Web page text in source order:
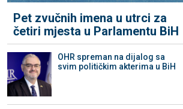
Pet zvučnih imena u utrci za
četiri mjesta u Parlamentu BiH
OHR spreman na dijalog sa
svim političkim akterima u BiH